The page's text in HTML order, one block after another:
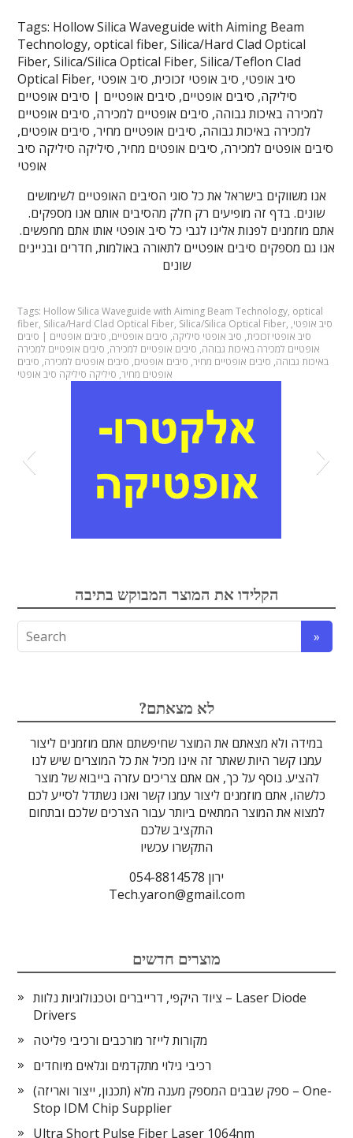
Tags: Hollow Silica Waveguide with Aiming Beam
Technology, optical fiber, Silica/Hard Clad Optical
Fiber, Silica/Silica Optical Fiber, Silica/Teflon Clad
Optical Fiber, סיב אופטי, סיב אופטי זכוכית, סיב אופטי
סיליקה, סיבים אופטיים, סיבים אופטיים | סיבים אופטיים
למכירה באיכות גבוהה, סיבים אופטיים למכירה, סיבים אופטיים
למכירה באיכות גבוהה, סיבים אופטיים מחיר, סיבים אופטים,
סיבים אופטים למכירה, סיבים אופטים מחיר, סיליקה סיליקה סיב
אופטי
אנו משווקים בישראל את כל סוגי הסיבים האופטיים לשימושים
שונים. בדף זה מופיעים רק חלק מהסיבים אותם אנו מספקים.
אתם מוזמנים לפנות אלינו לגבי כל סיב אופטי אותו אתם מחפשים.
אנו גם מספקים סיבים אופטיים לתאורה באולמות, חדרים ובניינים
שונים
Tags: Hollow Silica Waveguide with Aiming Beam Technology, optical
fiber, Silica/Hard Clad Optical Fiber, Silica/Silica Optical Fiber, סיב אופטי,
סיב אופטי זכוכית, סיב אופטי סיליקה, סיבים אופטיים, סיבים אופטיים | סיבים
אופטיים למכירה באיכות גבוהה, סיבים אופטיים למכירה, סיבים אופטיים למכירה
באיכות גבוהה, סיבים אופטיים מחיר, סיבים אופטים, סיבים אופטים למכירה, סיבים
אופטים מחיר, סיליקה סיליקה סיב אופטי
אופטומכניקה ובקרת תנועה
סיבים אופטיים
מקורות אור
מוליכי אור
לדים
הדמיה ומצלמות
גלאים וחיישנים
מסננים אופטיים
לייזרים ומוצרי בטיחות לייזר
גבישים
ספקטרוסקופיה
אלקטרוניקה
מיגון קרינה
עדשות
מתקנים לרפואה
טרה-הרץ
מוצרי קוורץ
זכוכיות וציפויים
מוצרים אחרים
הקלידו את המוצר המבוקש בתיבה
?לא מצאתם
במידה ולא מצאתם את המוצר שחיפשתם אתם מוזמנים ליצור
עמנו קשר היות שאתר זה אינו מכיל את כל המוצרים שיש לנו
להציע. נוסף על כך, אם אתם צריכים עזרה בייבוא של מוצר
כלשהו, אתם מוזמנים ליצור עמנו קשר ואנו נשתדל לסייע לכם
למצוא את המוצר המתאים ביותר עבור הצרכים שלכם ובתחום
התקציב שלכם
התקשרו עכשיו
ירון 054-8814578
Tech.yaron@gmail.com
מוצרים חדשים
ציוד היקפי, דרייברים וטכנולוגיות נלוות – Laser Diode
Drivers
מקורות לייזר מורכבים ורכיבי פליטה
רכיבי גילוי מתקדמים וגלאים מיוחדים
ספק שבבים המספק מענה מלא (תכנון, ייצור ואריזה) – One-
Stop IDM Chip Supplier
Ultra Short Pulse Fiber Laser 1064nm